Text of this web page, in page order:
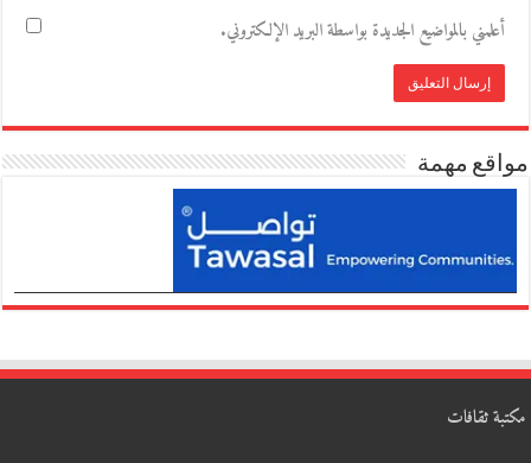
أعلمني بالمواضيع الجديدة بواسطة البريد الإلكتروني.
مواقع مهمة
مكتبة ثقافات